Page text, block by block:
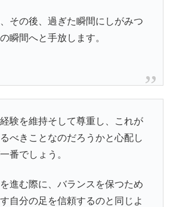
その後、過ぎた瞬間にしがみつ
瞬間へと手放します。
験を維持そして尊重し、これが
べきことなのだろうかと心配し
番でしょう。
進む際に、バランスを保つため
自分の足を信頼するのと同じよ